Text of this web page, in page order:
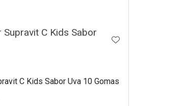
C Kids Sabor
ADICIONAR AOS
C Kids Sabor Uva 10 Gomas